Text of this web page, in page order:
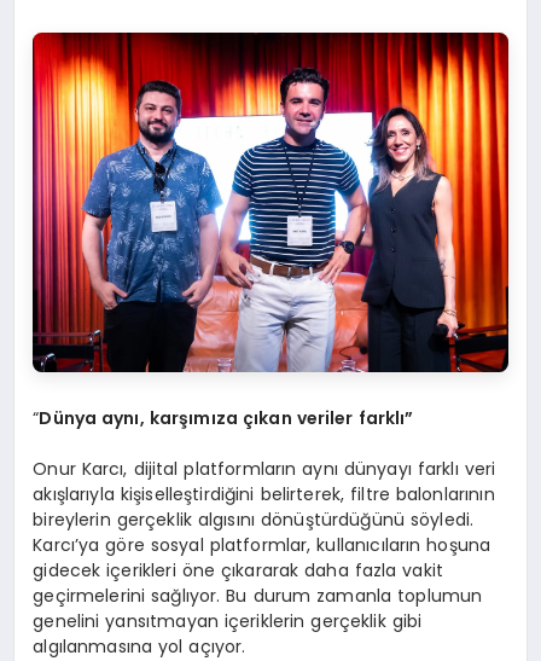
“Dünya aynı, karşımıza çıkan veriler farklı”
Onur Karcı, dijital platformların aynı dünyayı farklı veri
akışlarıyla kişiselleştirdiğini belirterek, filtre balonlarının
bireylerin gerçeklik algısını dönüştürdüğünü söyledi.
Karcı’ya göre sosyal platformlar, kullanıcıların hoşuna
gidecek içerikleri öne çıkararak daha fazla vakit
geçirmelerini sağlıyor. Bu durum zamanla toplumun
genelini yansıtmayan içeriklerin gerçeklik gibi
algılanmasına yol açıyor.